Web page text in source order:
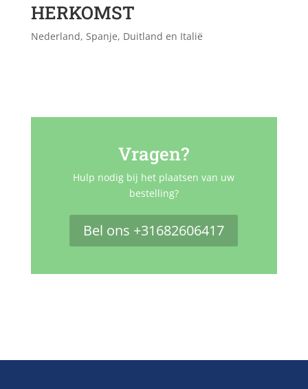
HERKOMST
Nederland, Spanje, Duitland en Italië
Vragen?
Hulp nodig bij het plaatsen van uw
bestelling?
Bel ons +31682606417